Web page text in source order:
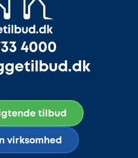
4000
tilbud
virksomhed